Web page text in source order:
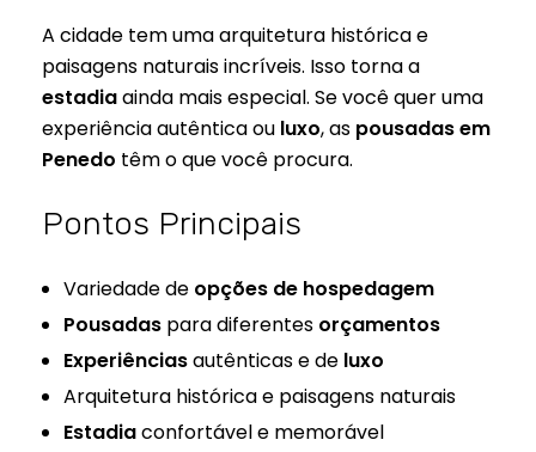
A cidade tem uma arquitetura histórica e
paisagens naturais incríveis. Isso torna a
estadiaainda mais especial. Se você quer uma
experiência autêntica ou luxo, as pousadas em
Penedo têm o que você procura.
Pontos Principais
Variedade de opções de hospedagem
Pousadaspara diferentes orçamentos
Experiênciasautênticas e de luxo
Arquitetura histórica e paisagens naturais
Estadiaconfortável e memorável